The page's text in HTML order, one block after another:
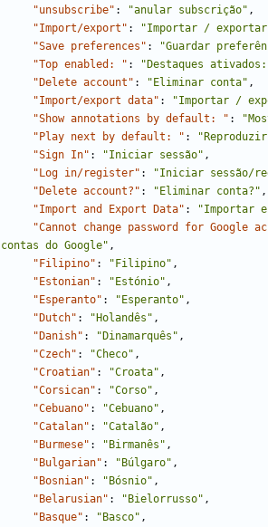
"unsubscribe" : "anular subscrição" ,
"Import/export" : "Importar /
"Save preferences" : "Guardar
"Top enabled: " : "Destaques
"Delete account" : "Eliminar conta" ,
"Import/export data" : "Importar /
"Show annotations by default: " :
"Play next by default: " :
"Sign In" : "Iniciar sessão" ,
"Log in/register" : "Iniciar sessão/
"Delete account?" : "Eliminar conta?" ,
"Import and Export Data" : "Importar
"Cannot change password for Google
contas do Google" ,
"Filipino" : "Filipino" ,
"Estonian" : "Estónio" ,
"Esperanto" : "Esperanto" ,
"Dutch" : "Holandês" ,
"Danish" : "Dinamarquês" ,
"Czech" : "Checo" ,
"Croatian" : "Croata" ,
"Corsican" : "Corso" ,
"Cebuano" : "Cebuano" ,
"Catalan" : "Catalão" ,
"Burmese" : "Birmanês" ,
"Bulgarian" : "Búlgaro" ,
"Bosnian" : "Bósnio" ,
"Belarusian" : "Bielorrusso" ,
"Basque" : "Basco" ,